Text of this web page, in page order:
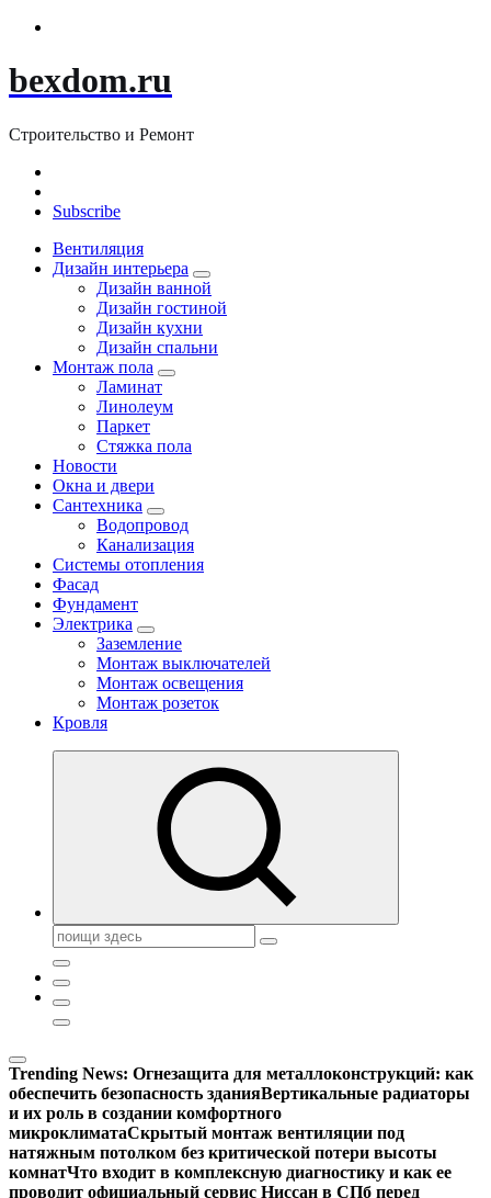
bexdom.ru
Строительство и Ремонт
Subscribe
Вентиляция
Дизайн интерьера
Дизайн ванной
Дизайн гостиной
Дизайн кухни
Дизайн спальни
Монтаж пола
Ламинат
Линолеум
Паркет
Стяжка пола
Новости
Окна и двери
Сантехника
Водопровод
Канализация
Системы отопления
Фасад
Фундамент
Электрика
Заземление
Монтаж выключателей
Монтаж освещения
Монтаж розеток
Кровля
Поиск:
Trending News: Огнезащита для металлоконструкций: как
обеспечить безопасность зданияВертикальные радиаторы
и их роль в создании комфортного
микроклиматаСкрытый монтаж вентиляции под
натяжным потолком без критической потери высоты
комнатЧто входит в комплексную диагностику и как ее
проводит официальный сервис Ниссан в СПб перед